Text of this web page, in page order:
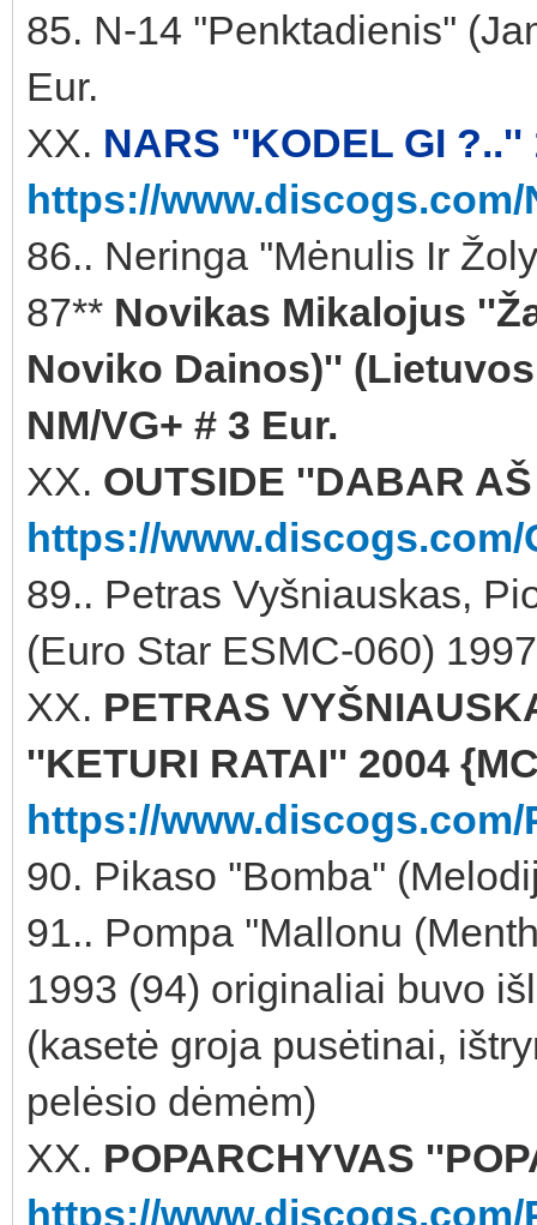
85. N-14 ''Penktadienis''
Eur.
XX. NARS ''KODEL GI ?..''
https://www.discogs.com/
86.. Neringa ''Mėnulis Ir
87** Novikas Mikalojus
Noviko Dainos)''
NM/VG+ # 3 Eur.
XX. OUTSIDE ''DABAR
https://www.discogs.com/
89.. Petras Vyšniauskas,
(Euro Star ESMC-060)
XX. PETRAS
''KETURI RATAI'' 2004
https://www.discogs.com/
90. Pikaso ''Bomba''
91.. Pompa ''Mallonu
1993 (94) originaliai buvo
(kasetė groja pusėtinai,
pelėsio dėmėm)
XX. POPARCHYVAS
https://www.discogs.com/